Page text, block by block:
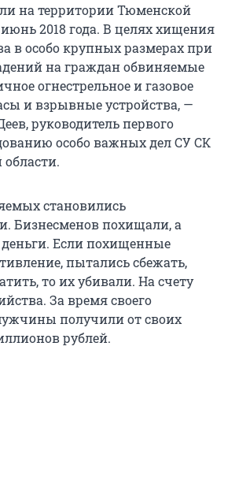
на территории Тюменской
июнь 2018 года. В целях хищения
в особо крупных размерах при
на граждан обвиняемые
огнестрельное и газовое
и взрывные устройства, —
руководитель первого
особо важных дел СУ СК
становились
Бизнесменов похищали, а
Если похищенные
пытались сбежать,
то их убивали. На счету
За время своего
получили от своих
рублей.